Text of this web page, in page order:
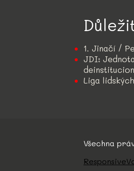
1. Jinačí /
JDI:
Liga
Všechna